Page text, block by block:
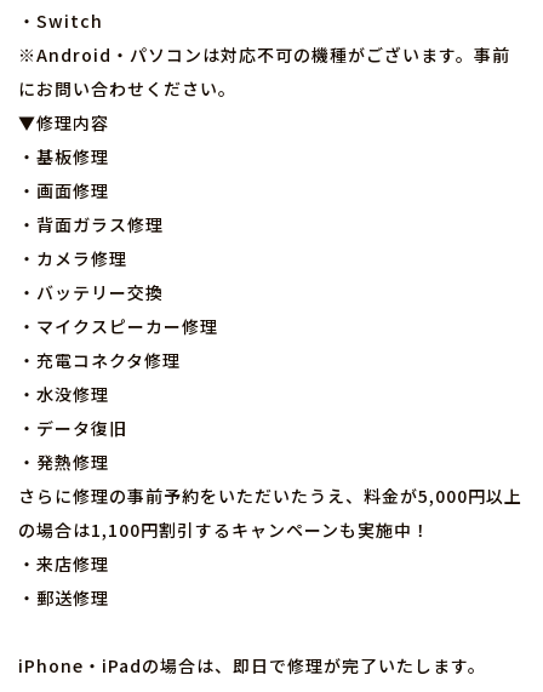
・Switch
※Android・パソコンは対応不可の機種がございます。事前
にお問い合わせください。
▼修理内容
・基板修理
・画面修理
・背面ガラス修理
・カメラ修理
・バッテリー交換
・マイクスピーカー修理
・充電コネクタ修理
・水没修理
・データ復旧
・発熱修理
さらに修理の事前予約をいただいたうえ、料金が5,000円以上
の場合は1,100円割引するキャンペーンも実施中！
・来店修理
・郵送修理
iPhone・iPadの場合は、即日で修理が完了いたします。